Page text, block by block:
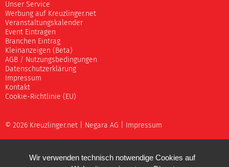
Unser Service
Werbung auf Kreuzlinger.net
Veranstaltungskalender
Event Eintragen
Branchen Eintrag
Kleinanzeigen (Beta)
AGB / Nutzungsbedingungen
Datenschutzerklärung
Impressum
Kontakt
Cookie-Richtlinie (EU)
© 2026 Kreuzlinger.net | Negara AG Impressum
Wir verwenden technisch notwendige Cookies auf